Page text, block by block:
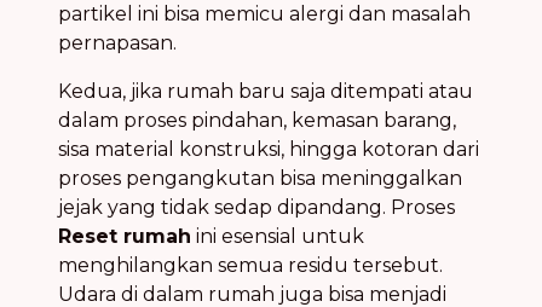
partikel ini bisa memicu alergi dan masalah
pernapasan.
Kedua, jika rumah baru saja ditempati atau
dalam proses pindahan, kemasan barang,
sisa material konstruksi, hingga kotoran dari
proses pengangkutan bisa meninggalkan
jejak yang tidak sedap dipandang. Proses
Reset rumah ini esensial untuk
menghilangkan semua residu tersebut.
Udara di dalam rumah juga bisa menjadi